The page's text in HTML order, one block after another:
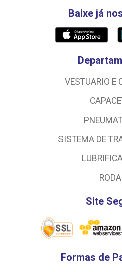
Baixe já
VESTUARIO E
SISTEMA DE
Site
Formas de